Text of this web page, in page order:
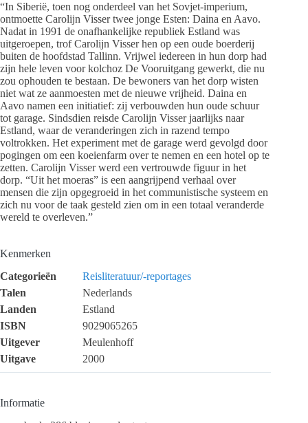
“In Siberië, toen nog onderdeel van het Sovjet-imperium,
ontmoette Carolijn Visser twee jonge Esten: Daina en Aavo.
Nadat in 1991 de onafhankelijke republiek Estland was
uitgeroepen, trof Carolijn Visser hen op een oude boerderij
buiten de hoofdstad Tallinn. Vrijwel iedereen in hun dorp had
zijn hele leven voor kolchoz De Vooruitgang gewerkt, die nu
zou ophouden te bestaan. De bewoners van het dorp wisten
niet wat ze aanmoesten met de nieuwe vrijheid. Daina en
Aavo namen een initiatief: zij verbouwden hun oude schuur
tot garage. Sindsdien reisde Carolijn Visser jaarlijks naar
Estland, waar de veranderingen zich in razend tempo
voltrokken. Het experiment met de garage werd gevolgd door
pogingen om een koeienfarm over te nemen en een hotel op te
zetten. Carolijn Visser werd een vertrouwde figuur in het
dorp. “Uit het moeras” is een aangrijpend verhaal over
mensen die zijn opgegroeid in het communistische systeem en
zich nu voor de taak gesteld zien om in een totaal veranderde
wereld te overleven.”
Kenmerken
Categorieën
Reisliteratuur/-reportages
Talen
Nederlands
Landen
Estland
ISBN
9029065265
Uitgever
Meulenhoff
Uitgave
2000
Informatie